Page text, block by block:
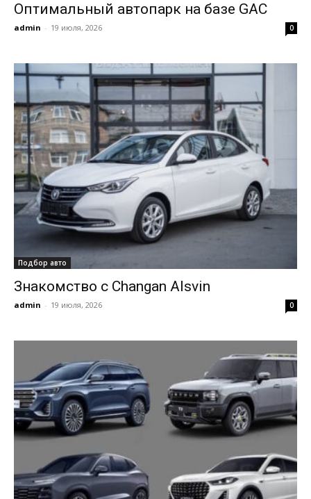
Оптимальный автопарк на базе GAC
admin - 19 июля, 2026 0
Подбор авто
Знакомство с Changan Alsvin
admin - 19 июля, 2026 0